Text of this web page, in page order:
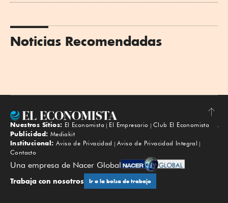
Noticias Recomendadas
Subir
Nuestros Sitios: El Economista El Empresario
Club El Economista
Publicidad: Mediakit
Institucional: Aviso de Privacidad
Aviso de Privacidad Integral
Contacto
Una empresa de Nacer Global
Trabaja con nosotros Ir a la bolsa de trabajo